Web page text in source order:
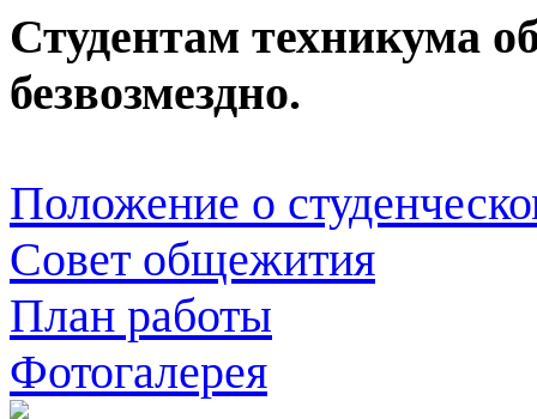
Студентам техникума
безвозмездно.
Положение о
Совет общежития
План работы
Фотогалерея